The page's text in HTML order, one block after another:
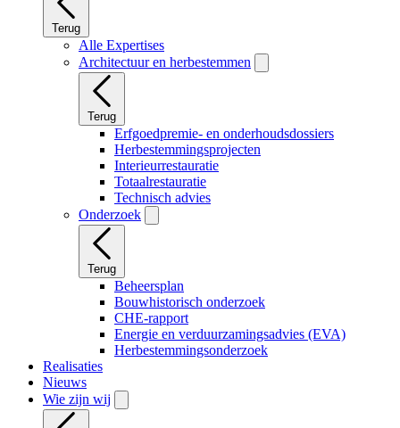
Terug
Alle Expertises
Architectuur en herbestemmen
Terug
Erfgoedpremie- en onderhoudsdossiers
Herbestemmingsprojecten
Interieurrestauratie
Totaalrestauratie
Technisch advies
Onderzoek
Terug
Beheersplan
Bouwhistorisch onderzoek
CHE-rapport
Energie en verduurzamingsadvies (EVA)
Herbestemmingsonderzoek
Realisaties
Nieuws
Wie zijn wij